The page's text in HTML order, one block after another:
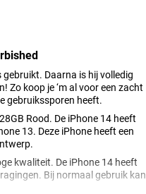
Daarna is hij volledig
Zo koop je ‘m al voor een zacht
gebruikssporen heeft.
Rood. De iPhone 14 heeft
13. Deze iPhone heeft een
kwaliteit. De iPhone 14 heeft
Bij normaal gebruik kan